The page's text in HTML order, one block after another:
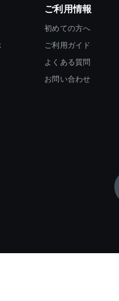
ご利用情報
初めての方へ
ご利用ガイド
よくある質問
お問い合わせ